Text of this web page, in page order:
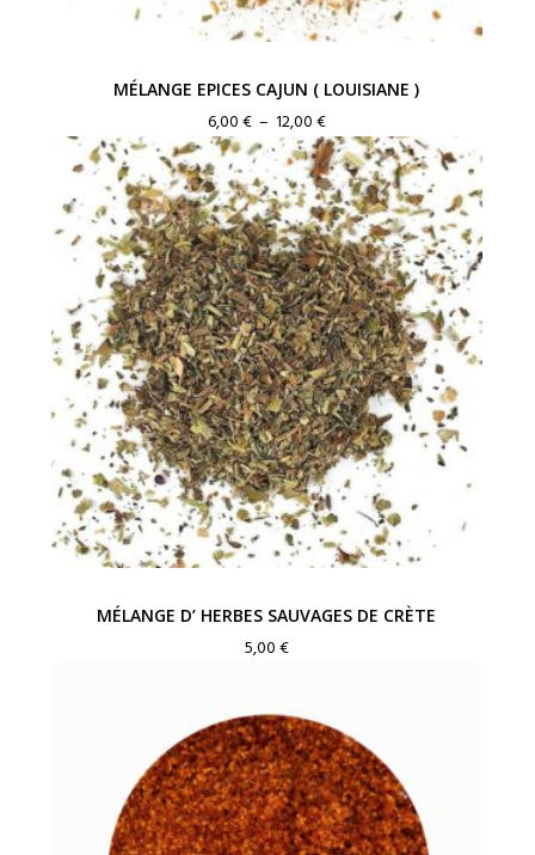
MÉLANGE EPICES CAJUN ( LOUISIANE )
6,00€ – 12,00€Plage
de
prix :
6,00 €
à
12,00 €
MÉLANGE D’ HERBES SAUVAGES DE CRÈTE
5,00€